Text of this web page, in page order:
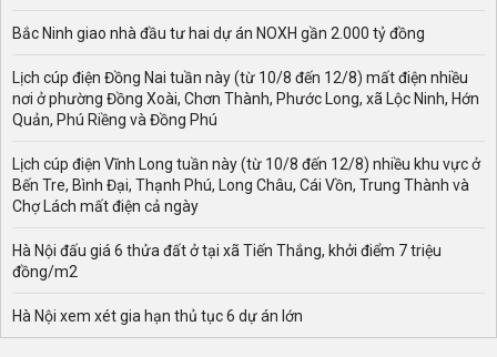
Bắc Ninh giao nhà đầu tư hai dự án NOXH gần 2.000 tỷ đồng
Lịch cúp điện Đồng Nai tuần này (từ 10/8 đến 12/8) mất điện nhiều
nơi ở phường Đồng Xoài, Chơn Thành, Phước Long, xã Lộc Ninh, Hớn
Quản, Phú Riềng và Đồng Phú
Lịch cúp điện Vĩnh Long tuần này (từ 10/8 đến 12/8) nhiều khu vực ở
Bến Tre, Bình Đại, Thạnh Phú, Long Châu, Cái Vồn, Trung Thành và
Chợ Lách mất điện cả ngày
Hà Nội đấu giá 6 thửa đất ở tại xã Tiến Thắng, khởi điểm 7 triệu
đồng/m2
Hà Nội xem xét gia hạn thủ tục 6 dự án lớn